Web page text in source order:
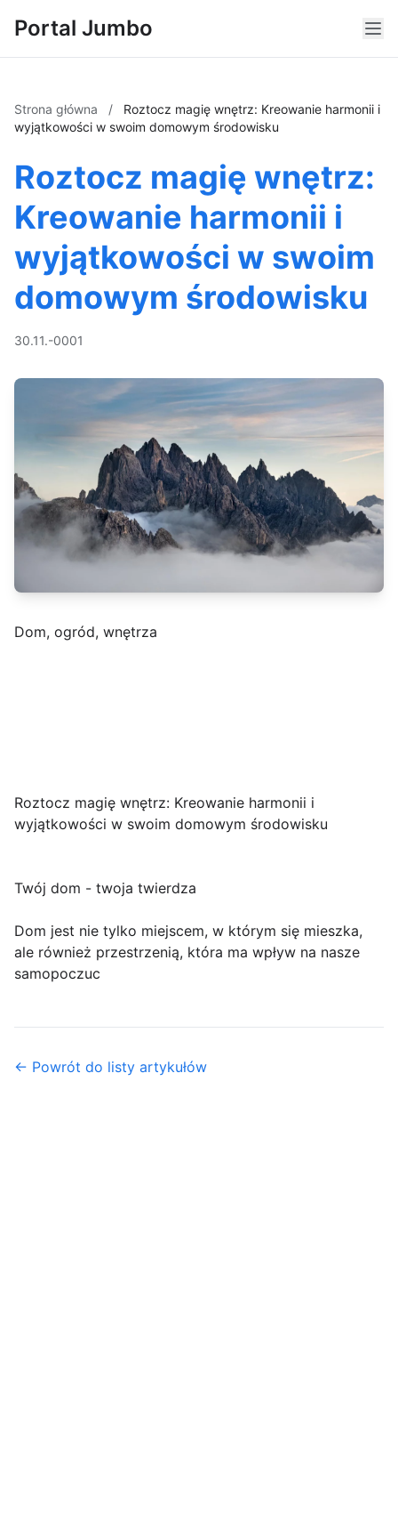
Portal Jumbo
Strona główna /
Roztocz magię wnętrz: Kreowanie harmonii i
wyjątkowości w swoim domowym środowisku
Roztocz magię wnętrz:
Kreowanie harmonii i
wyjątkowości w swoim
domowym środowisku
30.11.-0001
Dom, ogród, wnętrza
Roztocz magię wnętrz: Kreowanie harmonii i
wyjątkowości w swoim domowym środowisku
Twój dom - twoja twierdza
Dom jest nie tylko miejscem, w którym się mieszka,
ale również przestrzenią, która ma wpływ na nasze
samopoczuc
← Powrót do listy artykułów